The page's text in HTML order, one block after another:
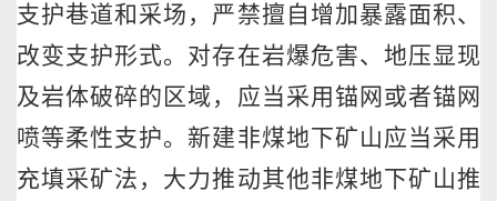
支护巷道和采场，严禁擅自增加暴露面积、
改变支护形式。对存在岩爆危害、地压显现
及岩体破碎的区域，应当采用锚网或者锚网
喷等柔性支护。新建非煤地下矿山应当采用
充填采矿法，大力推动其他非煤地下矿山推